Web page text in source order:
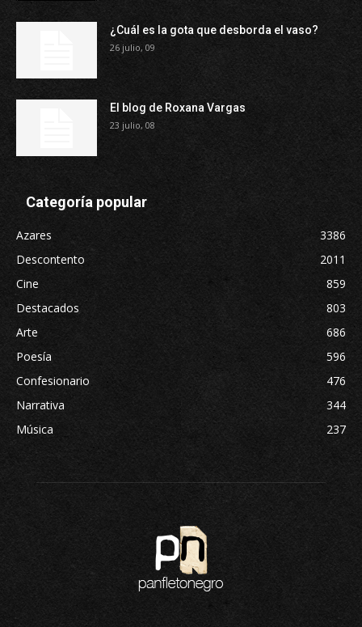
¿Cuál es la gota que desborda el vaso?
26 julio, 09
El blog de Roxana Vargas
23 julio, 08
Categoría popular
Azares
3386
Descontento
2011
Cine
859
Destacados
803
Arte
686
Poesía
596
Confesionario
476
Narrativa
344
Música
237